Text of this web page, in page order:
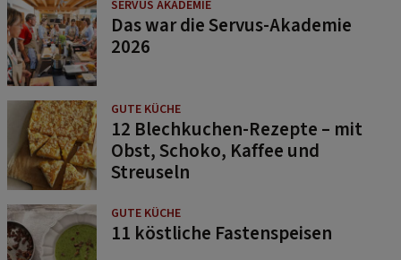
SERVUS AKADEMIE
Das war die Servus-Akademie
2026
GUTE KÜCHE
12 Blechkuchen-Rezepte – mit
Obst, Schoko, Kaffee und
Streuseln
GUTE KÜCHE
11 köstliche Fastenspeisen